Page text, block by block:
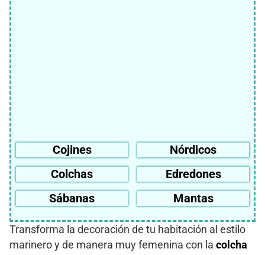
Cojines
Nórdicos
Colchas
Edredones
Sábanas
Mantas
Transforma la decoración de tu habitación al estilo
marinero y de manera muy femenina con la colcha